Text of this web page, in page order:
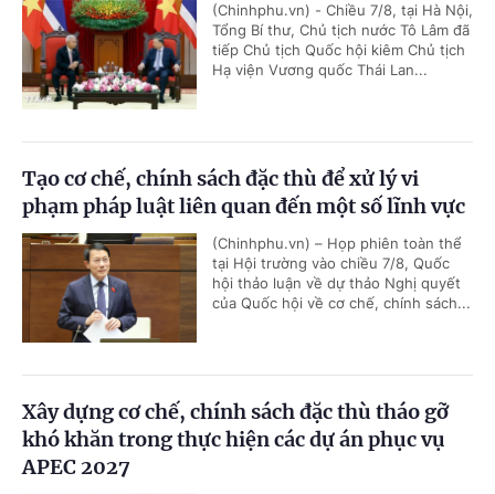
(Chinhphu.vn) - Chiều 7/8, tại Hà Nội,
Tổng Bí thư, Chủ tịch nước Tô Lâm đã
tiếp Chủ tịch Quốc hội kiêm Chủ tịch
Hạ viện Vương quốc Thái Lan...
Tạo cơ chế, chính sách đặc thù để xử lý vi
phạm pháp luật liên quan đến một số lĩnh vực
(Chinhphu.vn) – Họp phiên toàn thể
tại Hội trường vào chiều 7/8, Quốc
hội thảo luận về dự thảo Nghị quyết
của Quốc hội về cơ chế, chính sách...
Xây dựng cơ chế, chính sách đặc thù tháo gỡ
khó khăn trong thực hiện các dự án phục vụ
APEC 2027